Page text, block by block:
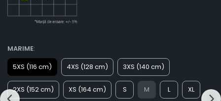
MARIME:
5XS (116 cm)
4XS (128 cm) 3XS (140 cm)
2XS (152 cm) XS (164 cm) S M L XL